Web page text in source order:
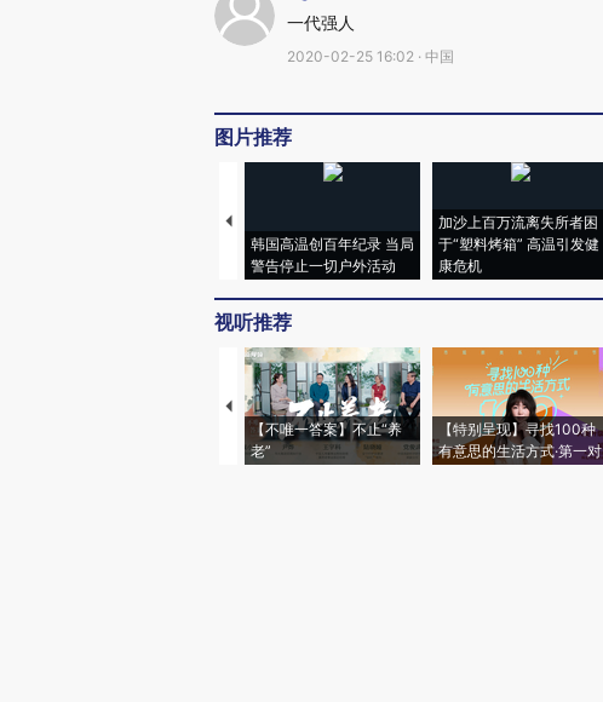
一代强人
2020-02-25 16:02 · 中国
图片推荐
韩国高温创百年纪录 当局
警告停止一切户外活动
加沙上百万流离失所者困
于“塑料烤箱” 高温引发健
康危机
视听推荐
【不唯一答案】不止“养
老”
【特别呈现】寻找100种
有意思的生活方式·第一对